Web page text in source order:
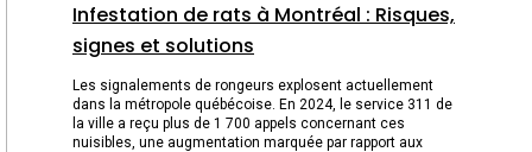
Infestation de rats à Montréal : Risques,
signes et solutions
Les signalements de rongeurs explosent actuellement
dans la métropole québécoise. En 2024, le service 311 de
la ville a reçu plus de 1 700 appels concernant ces
nuisibles, une augmentation marquée par rapport aux